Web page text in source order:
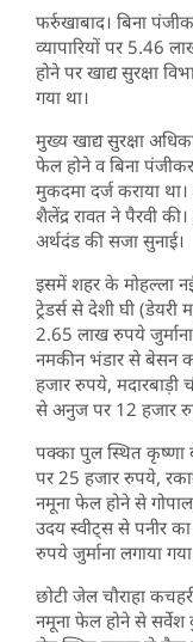
फर्रुखाबाद। बिना
व्यापारियों पर 5.46
होने पर खाद्य सुरक्षा
गया था।
मुख्य खाद्य सुरक्षा
फेल होने व बिना
मुकदमा दर्ज कराया था।
शैलेंद्र रावत ने पैरवी
अर्थदंड की सजा सुनाई।
इसमें शहर के मोहल्ला
ट्रेडर्स से देशी घी
2.65 लाख रुपये जुर्माना
नमकीन भंडार से बेसन
हजार रुपये, मदारबाड़ी
से अनुज पर 12 हजार
पक्का पुल स्थित
पर 25 हजार रुपये,
नमूना फेल होने से
उदय स्वीट्स से पनीर
रुपये जुर्माना लगाया
छोटी जेल चौराहा
नमूना फेल होने से सर्वेश